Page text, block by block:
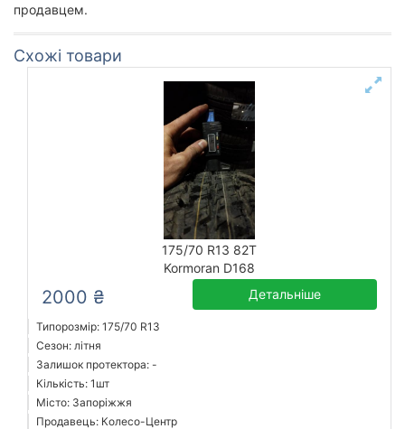
продавцем.
Схожі товари
175/70 R13 82T
Kormoran D168
2000 ₴ Детальніше
Типорозмір: 175/70 R13
Сезон: літня
Залишок протектора: -
Кількість: 1шт
Місто: Запоріжжя
Продавець: Колесо-Центр